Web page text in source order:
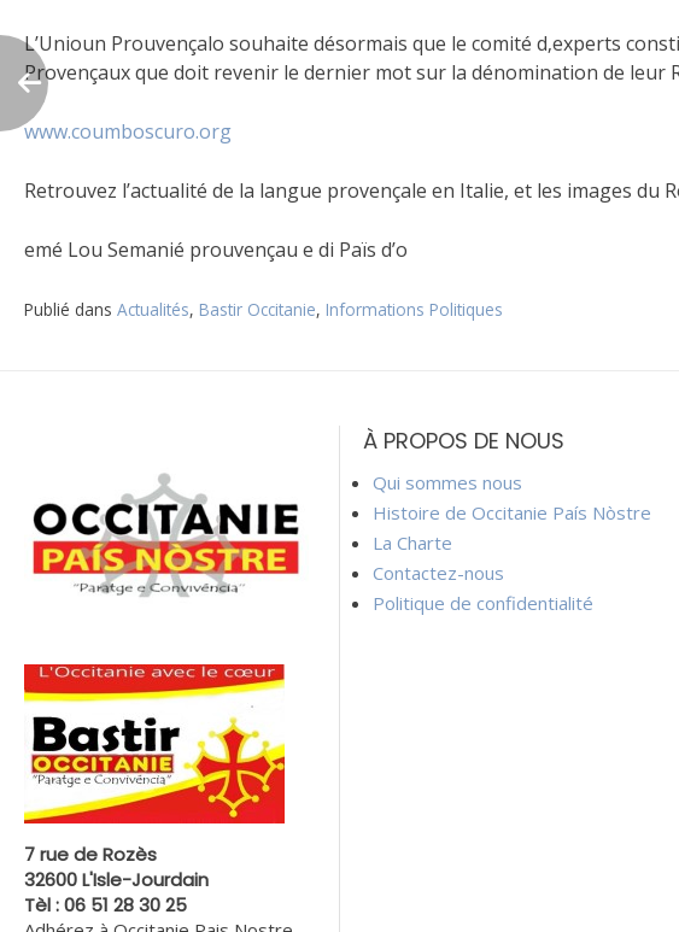
L’Unioun Prouvençalo souhaite désormais que le comité d‚experts
Provençaux que doit revenir le dernier mot sur la dénomination de leur
www.coumboscuro.org
Retrouvez l’actualité de la langue provençale en Italie, et les images
emé Lou Semanié prouvençau e di Païs d’o
Publié dans Actualités, Bastir Occitanie, Informations Politiques
l’article
7 rue de Rozès
32600 L'Isle-Jourdain
Tèl : 06 51 28 30 25
À PROPOS DE NOUS
Qui sommes nous
Histoire de Occitanie País Nòstre
La Charte
Contactez-nous
Politique de confidentialité